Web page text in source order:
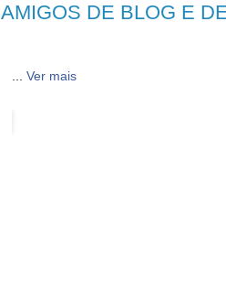
AMIGOS DE BLOG E
Ver mais